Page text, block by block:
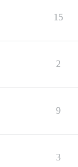
15
2
9
3